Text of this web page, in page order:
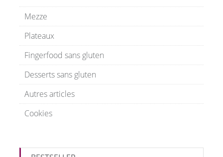
Mezze
Plateaux
Fingerfood sans gluten
Desserts sans gluten
Autres articles
Cookies